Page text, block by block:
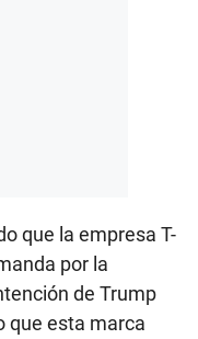
que la empresa T-
por la
de Trump
que esta marca